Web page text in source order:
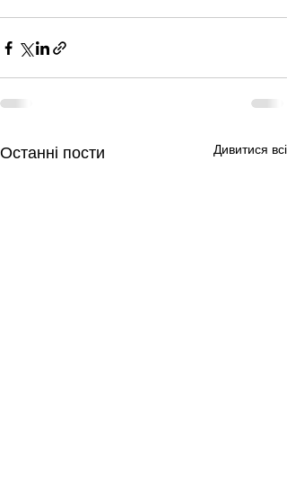
Останні пости Дивитися всі